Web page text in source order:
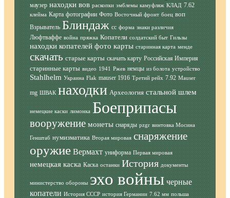
маузер находки вов раскопки эмблемы камуфляж КЛАД 7.62
клейма Карта фотографии Фото Восточный фронт боец воп
Взрыватель Блиндаж сс форма знаки различия
Люфтваффе война пряжка Копатели солдатский быт Гильзы
находки копателей фото карты старинная карта менде
скачать старые карты скачать карту Российская Империя
старинные карты видео 1941 Ржев немцы из болота устройство
Stahlhelm Украина Flak mauser 1916 Третий рейх 7.92 Mauser
mg ШВАК находки Археология стальной шлем
немецкие каски лимонка Боеприпасы
вооружение монеты снаряды pzgr винтовка Мосина
Генштаб нумизматика Вторая мировая снаряжение
оружие Вермахт униформа Первая мировая
немецкая каска Каска останки История документы
министерство обороны эхо войны черные
копатели История СССР история Германии 7.62 мм польша